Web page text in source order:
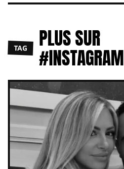
TAG PLUS SUR
#INSTAGRAM